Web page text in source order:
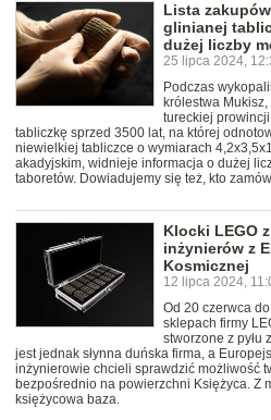
Lista
glinianej
dużej liczby
25 lipca 2024,
Podczas
królestwa
tureckiej
tabliczkę sprzed 3500 lat, na której
niewielkiej tabliczce o wymiarach
akadyjskim, widnieje informacja o dużej
taboretów. Dowiadujemy się też, kto
Klocki LEGO
inżynierów z
Kosmicznej
12 lipca 2024,
Od 20 czerwca
sklepach firmy
stworzone z pyłu
jest jednak słynna duńska firma, a
inżynierowie chcieli sprawdzić możliwość
bezpośrednio na powierzchni Księżyca. Z
księżycowa baza.